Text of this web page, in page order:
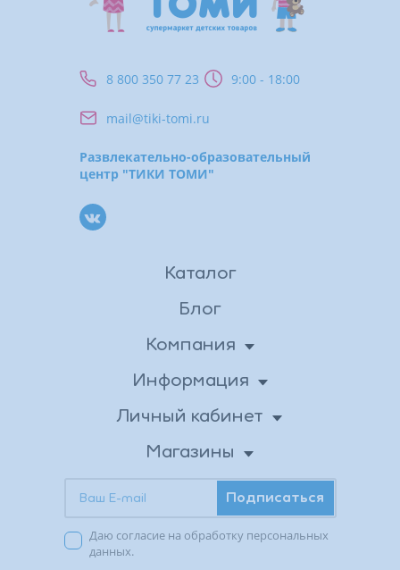
8 800 350 77 23 9:00 - 18:00
mail@tiki-tomi.ru
Развлекательно-образовательный
центр "ТИКИ ТОМИ"
Каталог
Блог
Компания
Новости
Контакты
Информация
Доставка
Возврат товара
Публичная оферта
Личный кабинет
Личные данные
Бонусная программа
Заказы
Магазины
Адреса магазинов
Акции в магазинах
Подписаться
Даю согласие на обработку персональных
данных.